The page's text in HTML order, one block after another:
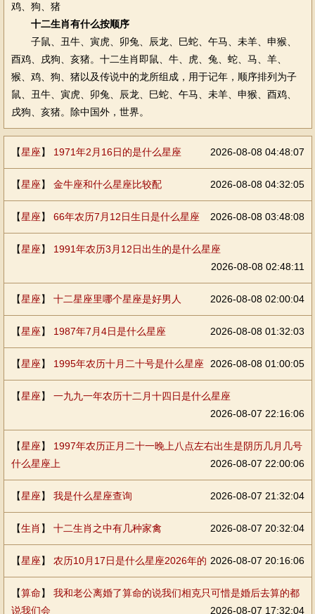
鸡、狗、猪
十二生肖有什么按顺序
子鼠、丑牛、寅虎、卯兔、辰龙、巳蛇、午马、未羊、申猴、
酉鸡、戌狗、亥猪。十二生肖即鼠、牛、虎、兔、蛇、马、羊、
猴、鸡、狗、猪以及传说中的龙所组成，用于记年，顺序排列为子
鼠、丑牛、寅虎、卯兔、辰龙、巳蛇、午马、未羊、申猴、酉鸡、
戌狗、亥猪。除中国外，世界。
【星座】 1971年2月16日的是什么星座 2026-08-08 04:48:07
【星座】 金牛座和什么星座比较配 2026-08-08 04:32:05
【星座】 66年农历7月12日生日是什么星座 2026-08-08 03:48:08
【星座】 1991年农历3月12日出生的是什么星座
2026-08-08 02:48:11
【星座】 十二星座里哪个星座是好男人 2026-08-08 02:00:04
【星座】 1987年7月4日是什么星座 2026-08-08 01:32:03
【星座】 1995年农历十月二十号是什么星座 2026-08-08 01:00:05
【星座】 一九九一年农历十二月十四日是什么星座
2026-08-07 22:16:06
【星座】 1997年农历正月二十一晚上八点左右出生是阴历几月几号
什么星座上
2026-08-07 22:00:06
【星座】 我是什么星座查询 2026-08-07 21:32:04
【生肖 】 十二生肖之中有几种家禽 2026-08-07 20:32:04
【星座】 农历10月17日是什么星座2026年的 2026-08-07 20:16:06
【算命】 我和老公离婚了算命的说我们相克只可惜是婚后去算的都
说我们会
2026-08-07 17:32:04